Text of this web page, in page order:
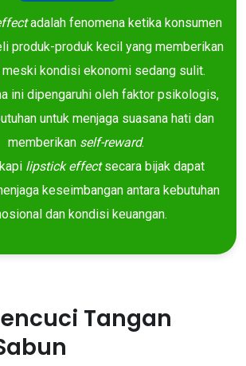
adalah fenomena ketika konsumen
produk-produk kecil yang memberikan
meski kondisi ekonomi sedang sulit.
ini dipengaruhi oleh faktor psikologis,
untuk menjaga suasana hati dan
memberikan self-reward.
lipstick effectsecara bijak dapat
keseimbangan antara kebutuhan
dan kondisi keuangan.
Tangan